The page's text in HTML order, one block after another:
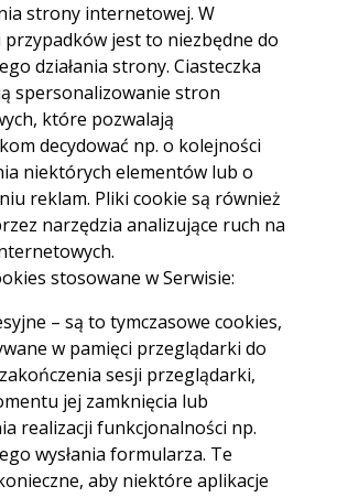
spłata
–
koszty i co
wiedzieć?
spłata kredytu hipotecznego oznacza
umowie. Przynosi to wymierne
oszczędności na odsetkach.
się z procedurą, kosztami oraz
zyskami związanymi z tą operacją.
strony internetowej. W
przypadków jest to niezbędne do
działania strony. Ciasteczka
spersonalizowanie stron
które pozwalają
decydować np. o kolejności
niektórych elementów lub o
reklam. Pliki cookie są również
narzędzia analizujące ruch na
stosowane w Serwisie:
– są to tymczasowe cookies,
w pamięci przeglądarki do
sesji przeglądarki,
jej zamknięcia lub
realizacji funkcjonalności np.
wysłania formularza. Te
aby niektóre aplikacje